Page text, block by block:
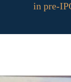
in pre-